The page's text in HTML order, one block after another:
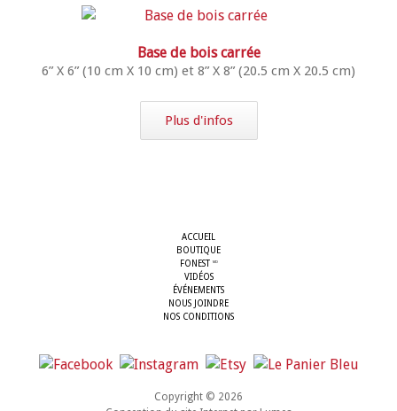
Base de bois carrée
6” X 6” (10 cm X 10 cm) et 8” X 8” (20.5 cm X 20.5 cm)
Plus d'infos
ACCUEIL
BOUTIQUE
FONEST
MD
VIDÉOS
ÉVÉNEMENTS
NOUS JOINDRE
NOS CONDITIONS
Copyright © 2026